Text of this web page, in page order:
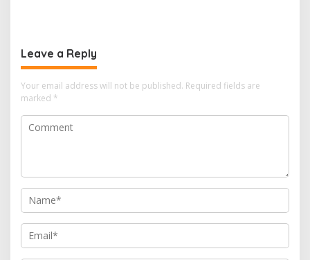
Leave a Reply
Your email address will not be published. Required fields are
marked *